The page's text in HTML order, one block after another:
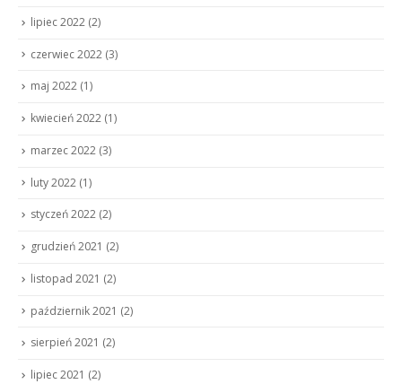
lipiec 2022 (2)
czerwiec 2022 (3)
maj 2022 (1)
kwiecień 2022 (1)
marzec 2022 (3)
luty 2022 (1)
styczeń 2022 (2)
grudzień 2021 (2)
listopad 2021 (2)
październik 2021 (2)
sierpień 2021 (2)
lipiec 2021 (2)